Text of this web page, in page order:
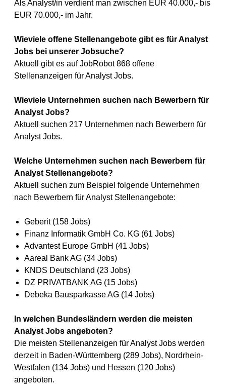
Als Analyst/in verdient man zwischen EUR 40.000,- bis
EUR 70.000,- im Jahr.
Wieviele offene Stellenangebote gibt es für Analyst
Jobs bei unserer Jobsuche?
Aktuell gibt es auf JobRobot 868 offene
Stellenanzeigen für Analyst Jobs.
Wieviele Unternehmen suchen nach Bewerbern für
Analyst Jobs?
Aktuell suchen 217 Unternehmen nach Bewerbern für
Analyst Jobs.
Welche Unternehmen suchen nach Bewerbern für
Analyst Stellenangebote?
Aktuell suchen zum Beispiel folgende Unternehmen
nach Bewerbern für Analyst Stellenangebote:
Geberit (158 Jobs)
Finanz Informatik GmbH Co. KG (61 Jobs)
Advantest Europe GmbH (41 Jobs)
Aareal Bank AG (34 Jobs)
KNDS Deutschland (23 Jobs)
DZ PRIVATBANK AG (15 Jobs)
Debeka Bausparkasse AG (14 Jobs)
In welchen Bundesländern werden die meisten
Analyst Jobs angeboten?
Die meisten Stellenanzeigen für Analyst Jobs werden
derzeit in Baden-Württemberg (289 Jobs), Nordrhein-
Westfalen (134 Jobs) und Hessen (120 Jobs)
angeboten.